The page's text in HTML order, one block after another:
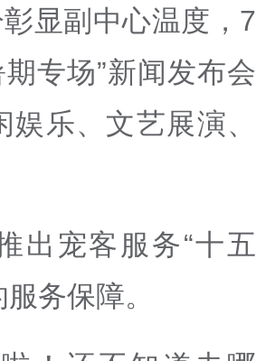
显副中心温度，7
专场”新闻发布会
乐、文艺展演、
出宠客服务“十五
务保障。